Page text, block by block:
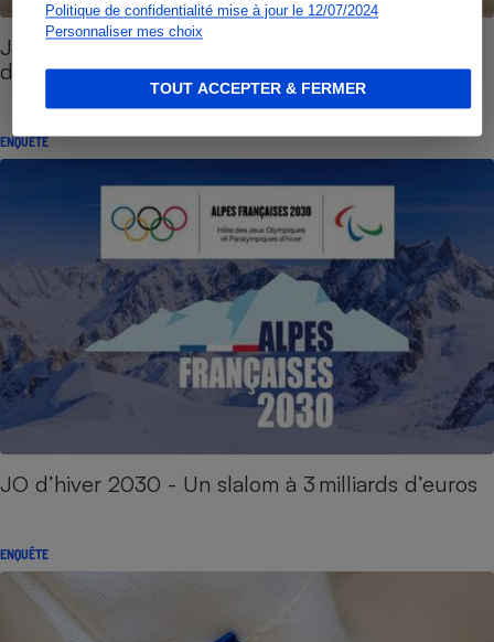
Politique de confidentialité mise à jour le 12/07/2024
Personnaliser mes choix
TOUT ACCEPTER & FERMER
Jeux olympiques 2024 (vidéo) - Ces produits
dérivés fabriqués à l’autre bout de la planète
ENQUÊTE
JO d’hiver 2030 - Un slalom à 3 milliards d’euros
ENQUÊTE